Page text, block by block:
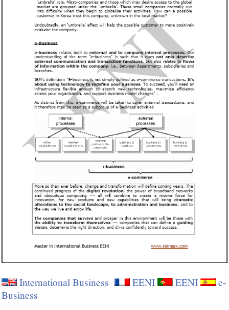
International Business EENI EENI
e-
Business